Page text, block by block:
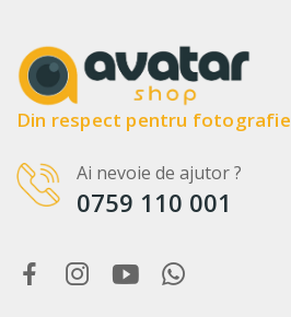
Din respect pentru fotografie
Ai nevoie de ajutor ?
0759 110 001